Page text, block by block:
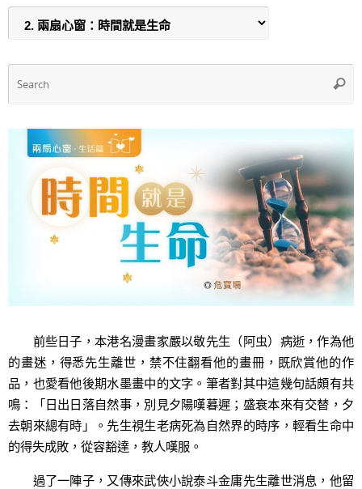
o
k
p
前些日子，本港名漫畫家嚴以敬先生（阿虫）病逝，作為他
的畫迷，得悉先生離世，禁不住翻看他的畫冊，既欣賞他的作
品，也愛看他後期水墨畫中的文字。筆者對其中這幾句話頗有共
鳴：「日出日落自然事，別見夕陽嘆暮遲；盛衰本來有交替，夕
去朝來總有時」。先生視生老病死為自然界的時序，輕看生命中
的得失成敗，從容豁達，教人嘆服。
過了一陣子，又傳來武俠小說泰斗金庸先生離世消息，他留